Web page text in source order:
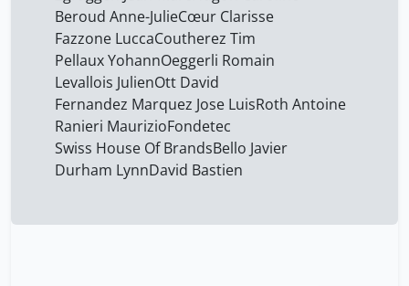
HUQ Hamidul
Hababou Rebecca
Hugon Caroline
Instruments Cogito 19
Kassem Loulia
Kneissler Thierry
Levallois ​Julien 19
Beroud Anne-JulieCœur Clarisse
Fazzone LuccaCoutherez Tim
Pellaux YohannOeggerli Romain
Levallois JulienOtt David
Fernandez Marquez Jose LuisRoth Antoine
Ranieri MaurizioFondetec
Swiss House Of BrandsBello Javier
Durham LynnDavid Bastien